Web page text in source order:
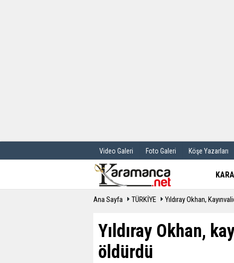
Video Galeri Foto Galeri Köşe Yazarları
Ana Sayfa TÜRKİYE Yıldıray Okhan,
Yıldıray Okhan,
öldürdü